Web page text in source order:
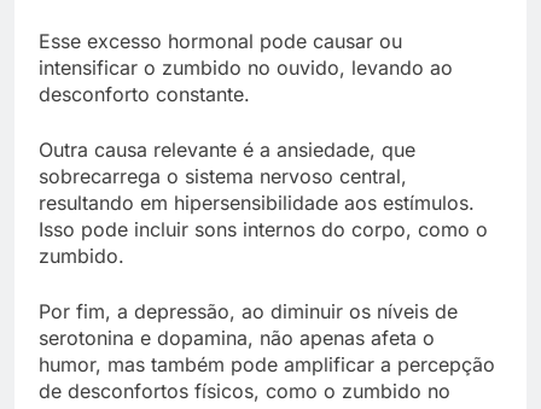
Esse excesso hormonal pode causar ou
intensificar o zumbido no ouvido, levando ao
desconforto constante.
Outra causa relevante é a ansiedade, que
sobrecarrega o sistema nervoso central,
resultando em hipersensibilidade aos estímulos.
Isso pode incluir sons internos do corpo, como o
zumbido.
Por fim, a depressão, ao diminuir os níveis de
serotonina e dopamina, não apenas afeta o
humor, mas também pode amplificar a percepção
de desconfortos físicos, como o zumbido no